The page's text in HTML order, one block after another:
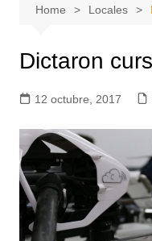
Home Locales
Dictaron
12 octubre, 2017